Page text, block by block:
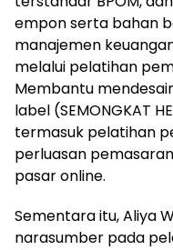
empon serta bahan
manajemen
melalui pelatihan
Membantu
label (SEMONGKAT
termasuk pelatihan
perluasan
pasar online.
Sementara itu, Aliya
narasumber pada